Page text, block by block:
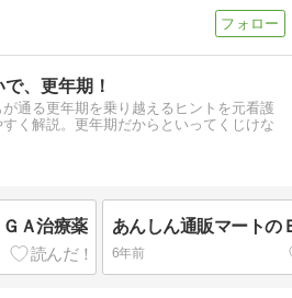
で、更年期！
通る更年期を乗り越えるヒントを元看護
く解説。更年期だからといってくじけな
Ａ治療薬 あんしん通販マートの
6年前